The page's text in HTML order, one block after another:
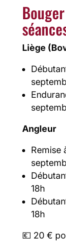
Liège
Angleur
Remise
18h
18h
💶 20 €